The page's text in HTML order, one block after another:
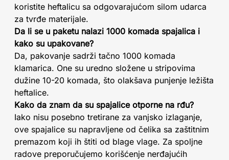
koristite heftalicu sa odgovarajućom silom udarca
za tvrđe materijale.
Da li se u paketu nalazi 1000 komada spajalica i
kako su upakovane?
Da, pakovanje sadrži tačno 1000 komada
klamarica. One su uredno složene u stripovima
dužine 10-20 komada, što olakšava punjenje ležišta
heftalice.
Kako da znam da su spajalice otporne na rđu?
Iako nisu posebno tretirane za vanjsko izlaganje,
ove spajalice su napravljene od čelika sa zaštitnim
premazom koji ih štiti od blage vlage. Za spoljne
radove preporučujemo korišćenje nerđajućih